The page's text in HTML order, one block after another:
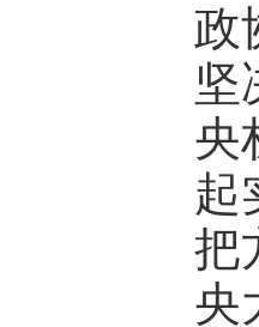
政
坚
央
起
把
央